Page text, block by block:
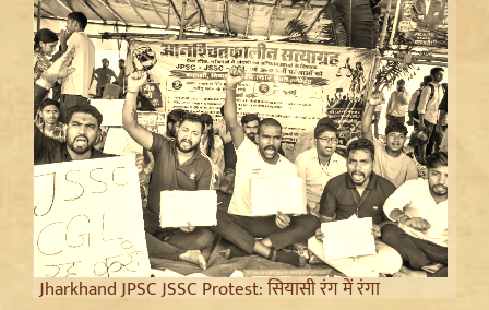
Jharkhand JPSC JSSC Protest: सियासी रंग में रंगा